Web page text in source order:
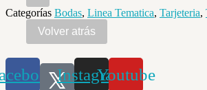
Categorías Bodas, Linea Tematica, Tarjeteria,
InstagramYoutube